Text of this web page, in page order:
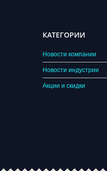
КАТЕГОРИИ
Новости компании
Новости индустрии
Акции и скидки